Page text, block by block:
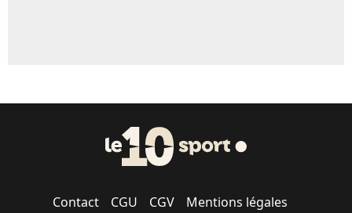
Contact CGU CGV Mentions légales